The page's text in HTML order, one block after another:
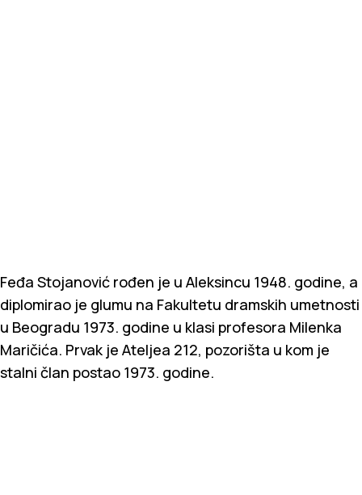
Feđa Stojanović rođen je u Aleksincu 1948. godine, a
diplomirao je glumu na Fakultetu dramskih umetnosti
u Beogradu 1973. godine u klasi profesora Milenka
Maričića. Prvak je Ateljea 212, pozorišta u kom je
stalni član postao 1973. godine.